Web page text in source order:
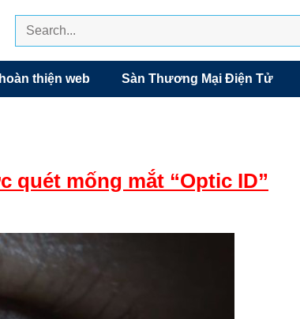
thiện web Sàn Thương Mại Điện Tử
quét mống mắt “Optic ID”